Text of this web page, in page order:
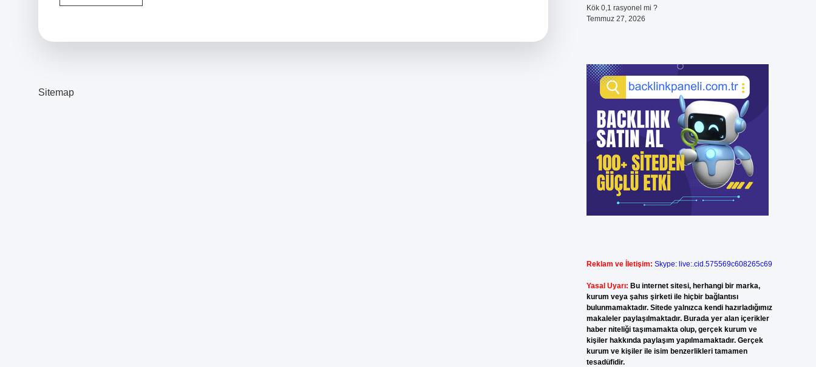
Içinde
Sitemap
Kök 0,1 rasyonel mi ?
Temmuz 27, 2026
Reklam ve İletişim: Skype: live:.cid.575569c608265c69
Yasal Uyarı: Bu internet sitesi, herhangi bir marka,
kurum veya şahıs şirketi ile hiçbir bağlantısı
bulunmamaktadır. Sitede yalnızca kendi hazırladığımız
makaleler paylaşılmaktadır. Burada yer alan içerikler
haber niteliği taşımamakta olup, gerçek kurum ve
kişiler hakkında paylaşım yapılmamaktadır. Gerçek
kurum ve kişiler ile isim benzerlikleri tamamen
tesadüfidir.